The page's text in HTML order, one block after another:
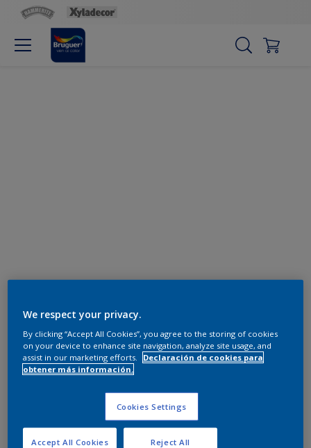
We respect your privacy.
By clicking “Accept All Cookies”, you agree to the storing of cookies
on your device to enhance site navigation, analyze site usage, and
assist in our marketing efforts. Declaración de cookies para
obtener más información.
Cookies Settings
Reject All
Accept All Cookies